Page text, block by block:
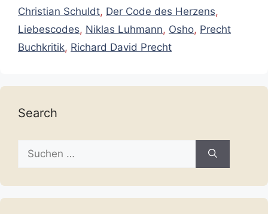
Christian Schuldt, Der Code des Herzens,
Liebescodes, Niklas Luhmann, Osho, Precht
Buchkritik, Richard David Precht
Search
nach: